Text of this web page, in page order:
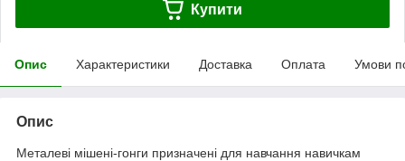
Купити
Опис Характеристики Доставка Оплата Умови
Опис
Металеві мішені-гонги призначені для навчання навичкам